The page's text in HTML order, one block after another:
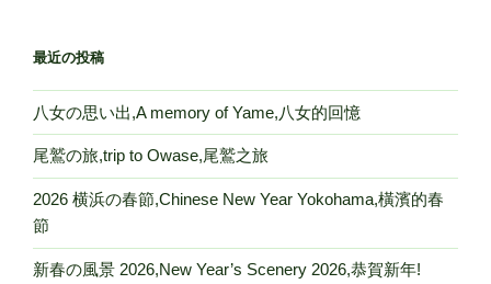
最近の投稿
八女の思い出,A memory of Yame,八女的回憶
尾鷲の旅,trip to Owase,尾鷲之旅
2026 横浜の春節,Chinese New Year Yokohama,橫濱的春
節
新春の風景 2026,New Year’s Scenery 2026,恭賀新年!